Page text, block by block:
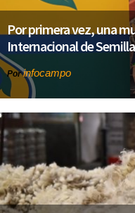
Por primera vez, una
Internacional de
Porinfocampo